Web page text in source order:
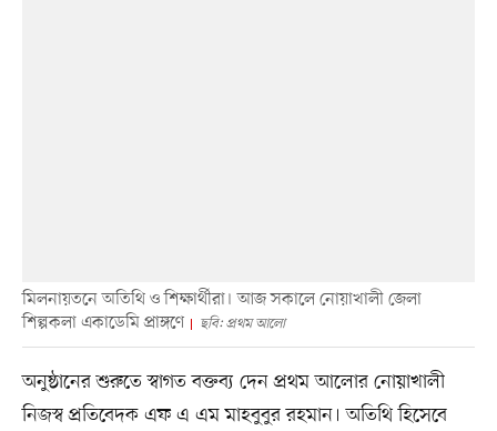
মিলনায়তনে অতিথি ও শিক্ষার্থীরা। আজ সকালে নোয়াখালী জেলা
শিল্পকলা একাডেমি প্রাঙ্গণে
ছবি: প্রথম আলো
অনুষ্ঠানের শুরুতে স্বাগত বক্তব্য দেন প্রথম আলোর নোয়াখালী
নিজস্ব প্রতিবেদক এফ এ এম মাহবুবুর রহমান। অতিথি হিসেবে